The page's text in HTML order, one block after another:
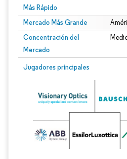
Más Rápido
Mercado Más Grande
Concentración del
Mercado
Jugadores principales
Imagen © Mordor Intelligence. El uso